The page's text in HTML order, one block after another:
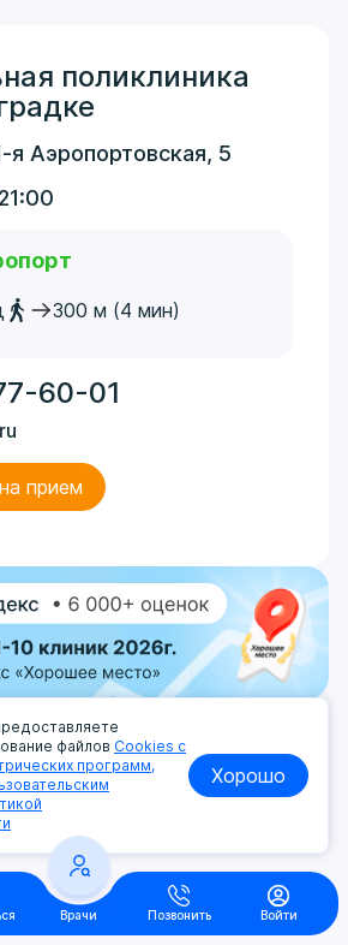
поликлиника
я Аэропортовская, 5
300 м (4 мин)
60-01
прием
Врачи Позвонить Войти
файлов Cookies с
программ,
Хорошо